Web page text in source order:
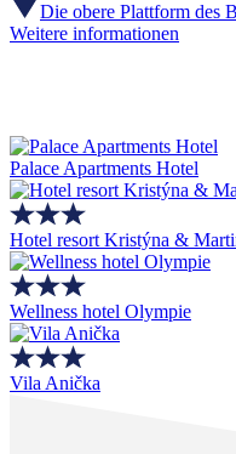
Die obere Plattform des
Weitere informationen
Palace Apartments Hotel
Hotel resort Kristýna &
Wellness hotel Olympie
Vila Anička